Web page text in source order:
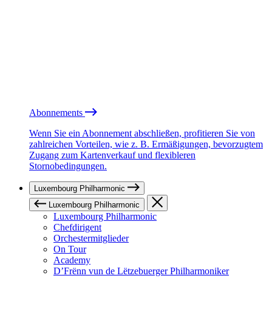
Abonnements
Wenn Sie ein Abonnement abschließen, profitieren Sie von
zahlreichen Vorteilen, wie z. B. Ermäßigungen, bevorzugtem
Zugang zum Kartenverkauf und flexibleren
Stornobedingungen.
Luxembourg Philharmonic
Luxembourg Philharmonic
Luxembourg Philharmonic
Chefdirigent
Orchestermitglieder
On Tour
Academy
D’Frënn vun de Lëtzebuerger Philharmoniker